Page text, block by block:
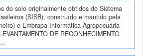
do solo originalmente obtidos do Sistema
(SISB), construído e mantido pela
e Embrapa Informática Agropecuária
DE RECONHECIMENTO